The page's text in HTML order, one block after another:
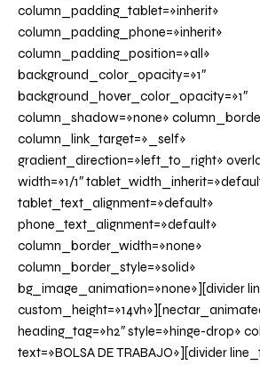
column_padding_tablet=»inherit»
column_padding_phone=»inherit»
column_padding_position=»all»
background_color_opacity=»1″
background_hover_color_opacity=»1″
column_shadow=»none»
column_link_target=»_self»
gradient_direction=»left_to_right»
width=»1/1″
tablet_text_alignment=»default»
phone_text_alignment=»default»
column_border_width=»none»
column_border_style=»solid»
bg_image_animation=»none»][divider
heading_tag=»h2″ style=»hinge-drop»
text=»BOLSA DE TRABAJO»][divider